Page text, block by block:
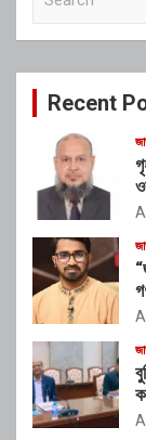
c
Recent